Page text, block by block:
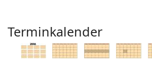
Terminkalender